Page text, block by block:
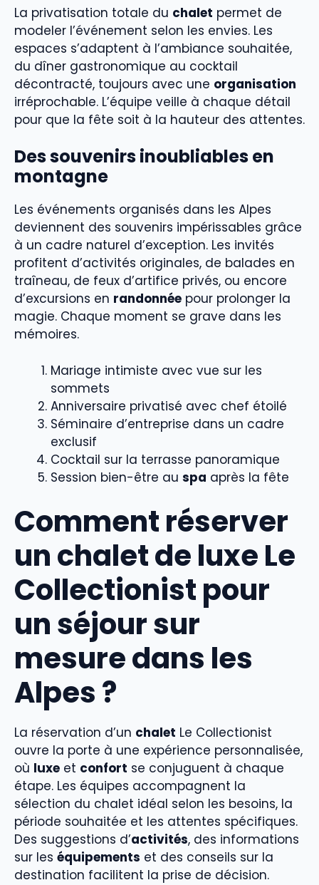
La privatisation totale du chalet permet de
modeler l’événement selon les envies. Les
espaces s’adaptent à l’ambiance souhaitée,
du dîner gastronomique au cocktail
décontracté, toujours avec une organisation
irréprochable. L’équipe veille à chaque détail
pour que la fête soit à la hauteur des attentes.
Des souvenirs inoubliables en
montagne
Les événements organisés dans les Alpes
deviennent des souvenirs impérissables grâce
à un cadre naturel d’exception. Les invités
profitent d’activités originales, de balades en
traîneau, de feux d’artifice privés, ou encore
d’excursions en randonnée pour prolonger la
magie. Chaque moment se grave dans les
mémoires.
Mariage intimiste avec vue sur les
sommets
Anniversaire privatisé avec chef étoilé
Séminaire d’entreprise dans un cadre
exclusif
Cocktail sur la terrasse panoramique
Session bien-être au spa après la fête
Comment réserver
un chalet de luxe Le
Collectionist pour
un séjour sur
mesure dans les
Alpes ?
La réservation d’un chalet Le Collectionist
ouvre la porte à une expérience personnalisée,
où luxe et confort se conjuguent à chaque
étape. Les équipes accompagnent la
sélection du chalet idéal selon les besoins, la
période souhaitée et les attentes spécifiques.
Des suggestions d’activités, des informations
sur les équipements et des conseils sur la
destination facilitent la prise de décision.